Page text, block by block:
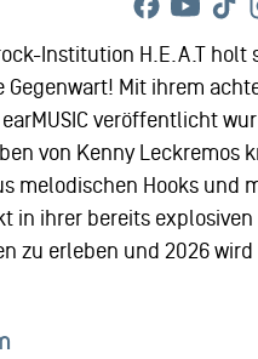
Institution H.E.A.T
Mit ihrem
veröffentlicht
von Kenny Leckremos
melodischen Hooks und
in ihrer bereits
zu erleben und 2026